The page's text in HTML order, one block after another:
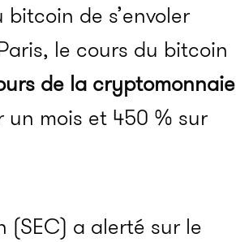
de s’envoler
le cours du bitcoin
de la cryptomonnaie
mois et 450 % sur
(SEC) a alerté sur le